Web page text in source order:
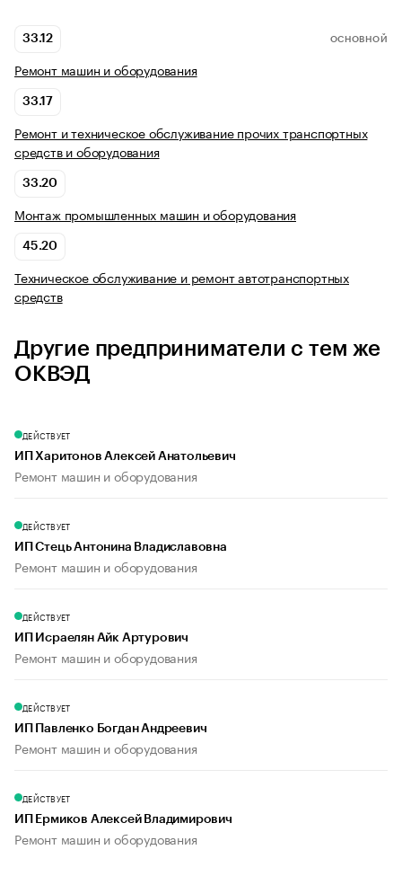
33.12 ОСНОВНОЙ
Ремонт машин и оборудования
33.17
Ремонт и техническое обслуживание прочих транспортных
средств и оборудования
33.20
Монтаж промышленных машин и оборудования
45.20
Техническое обслуживание и ремонт автотранспортных
средств
Другие предприниматели с тем же
ОКВЭД
ДЕЙСТВУЕТ
ИП Харитонов Алексей Анатольевич
Ремонт машин и оборудования
ДЕЙСТВУЕТ
ИП Стець Антонина Владиславовна
Ремонт машин и оборудования
ДЕЙСТВУЕТ
ИП Исраелян Айк Артурович
Ремонт машин и оборудования
ДЕЙСТВУЕТ
ИП Павленко Богдан Андреевич
Ремонт машин и оборудования
ДЕЙСТВУЕТ
ИП Ермиков Алексей Владимирович
Ремонт машин и оборудования